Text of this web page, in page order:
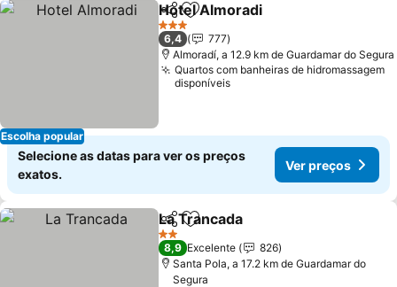
Escolha popular
PartilharAdicionar aos favoritos
Hotel Almoradi
3 Estrelas
6,4
777
Almoradí, a 12.9 km de Guardamar do Segura
Quartos com banheiras de hidromassagem
disponíveis
Selecione as datas para ver os preços
exatos.
Ver preços
PartilharAdicionar aos favoritos
La Trancada
2 Estrelas
8,9 Excelente
826
Santa Pola, a 17.2 km de Guardamar do
Segura